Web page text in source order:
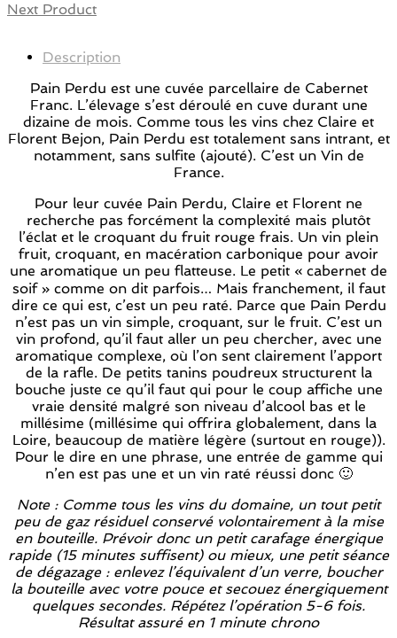
Next Product
Description
Pain Perdu est une cuvée parcellaire de Cabernet
Franc. L’élevage s’est déroulé en cuve durant une
dizaine de mois. Comme tous les vins chez Claire et
Florent Bejon, Pain Perdu est totalement sans intrant, et
notamment, sans sulfite (ajouté). C’est un Vin de
France.
Pour leur cuvée Pain Perdu, Claire et Florent ne
recherche pas forcément la complexité mais plutôt
l’éclat et le croquant du fruit rouge frais. Un vin plein
fruit, croquant, en macération carbonique pour avoir
une aromatique un peu flatteuse. Le petit « cabernet de
soif » comme on dit parfois… Mais franchement, il faut
dire ce qui est, c’est un peu raté. Parce que Pain Perdu
n’est pas un vin simple, croquant, sur le fruit. C’est un
vin profond, qu’il faut aller un peu chercher, avec une
aromatique complexe, où l’on sent clairement l’apport
de la rafle. De petits tanins poudreux structurent la
bouche juste ce qu’il faut qui pour le coup affiche une
vraie densité malgré son niveau d’alcool bas et le
millésime (millésime qui offrira globalement, dans la
Loire, beaucoup de matière légère (surtout en rouge)).
Pour le dire en une phrase, une entrée de gamme qui
n’en est pas une et un vin raté réussi donc 🙂
Note : Comme tous les vins du domaine, un tout petit
peu de gaz résiduel conservé volontairement à la mise
en bouteille. Prévoir donc un petit carafage énergique
rapide (15 minutes suffisent) ou mieux, une petit séance
de dégazage : enlevez l’équivalent d’un verre, boucher
la bouteille avec votre pouce et secouez énergiquement
quelques secondes. Répétez l’opération 5-6 fois.
Résultat assuré en 1 minute chrono